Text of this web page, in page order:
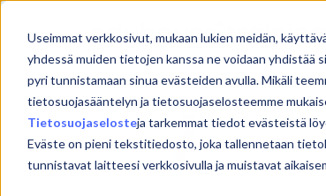
Useimmat verkkosivut, mukaan lukien meidän,
yhdessä muiden tietojen kanssa ne voidaan yhdistää
pyri tunnistamaan sinua evästeiden avulla. Mikäli
tietosuojasääntelyn ja tietosuojaselosteemme
Tietosuojaselosteja tarkemmat tiedot evästeistä
Eväste on pieni tekstitiedosto, joka tallennetaan
tunnistavat laitteesi verkkosivulla ja muistavat
Skip
content